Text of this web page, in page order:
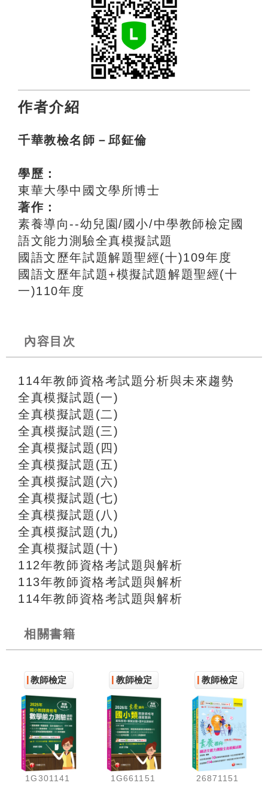
作者介紹
千華教檢名師－邱鉦倫
學歷：
東華大學中國文學所博士
著作：
素養導向--幼兒園/國小/中學教師檢定國
語文能力測驗全真模擬試題
國語文歷年試題解題聖經(十)109年度
國語文歷年試題+模擬試題解題聖經(十
一)110年度
內容目次
114年教師資格考試題分析與未來趨勢
全真模擬試題(一)
全真模擬試題(二)
全真模擬試題(三)
全真模擬試題(四)
全真模擬試題(五)
全真模擬試題(六)
全真模擬試題(七)
全真模擬試題(八)
全真模擬試題(九)
全真模擬試題(十)
112年教師資格考試題與解析
113年教師資格考試題與解析
114年教師資格考試題與解析
相關書籍
教師檢定
1G301141
教師檢定
1G661151
教師檢定
26871151